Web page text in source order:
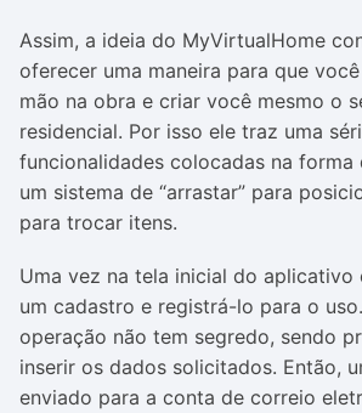
Assim, a ideia do MyVirtualHome
oferecer uma maneira para que
mão na obra e criar você mesmo o
residencial. Por isso ele traz uma
funcionalidades colocadas na forma
um sistema de “arrastar” para
para trocar itens.
Uma vez na tela inicial do aplicativo
um cadastro e registrá-lo para o
operação não tem segredo, sendo
inserir os dados solicitados. Então,
enviado para a conta de correio